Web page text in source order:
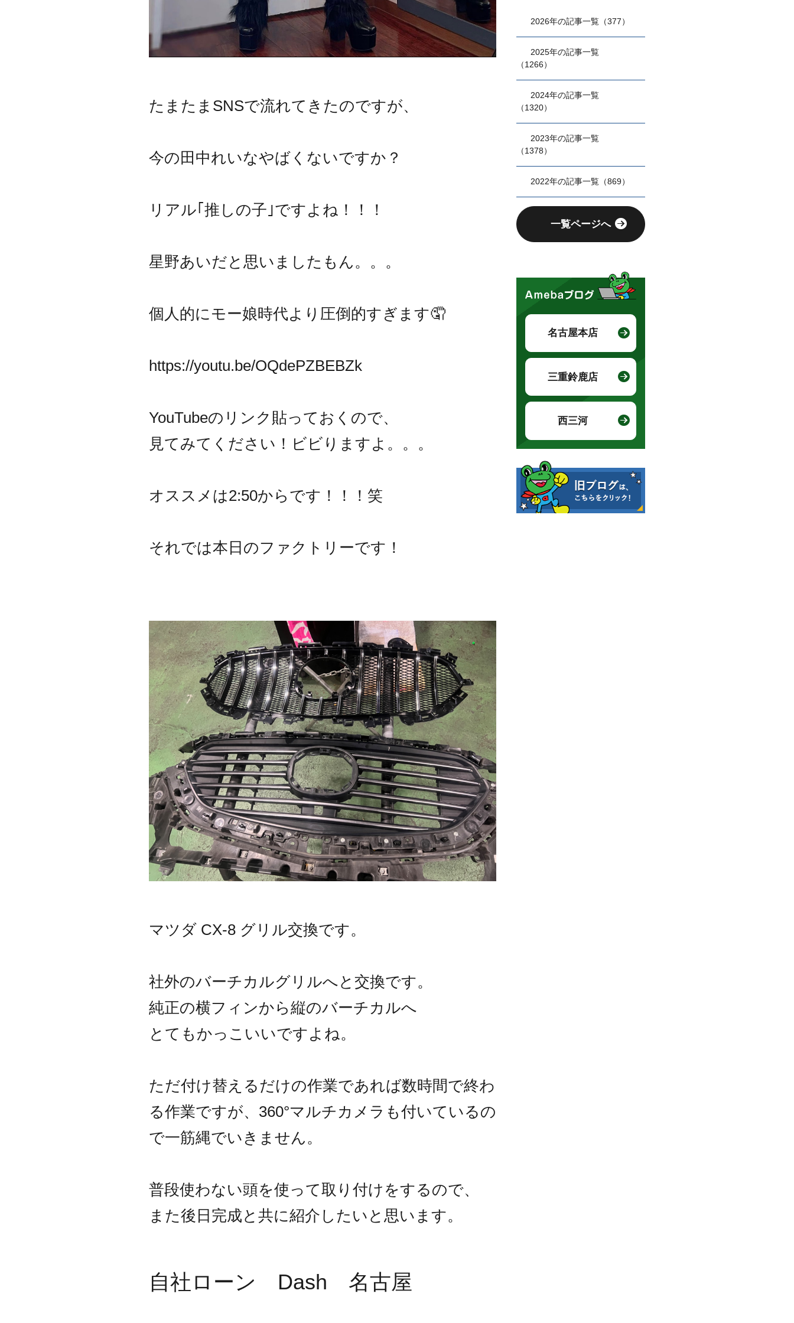
たまたまSNSで流れてきたのですが、
今の田中れいなやばくないですか？
リアル｢推しの子｣ですよね！！！
星野あいだと思いましたもん。。。
個人的にモー娘時代より圧倒的すぎます🤦
https://youtu.be/OQdePZBEBZk
YouTubeのリンク貼っておくので、
見てみてください！ビビりますよ。。。
オススメは2:50からです！！！笑
それでは本日のファクトリーです！
マツダ CX-8 グリル交換です。
社外のバーチカルグリルへと交換です。
純正の横フィンから縦のバーチカルへ
とてもかっこいいですよね。
ただ付け替えるだけの作業であれば数時間で終わ
る作業ですが、360°マルチカメラも付いているの
で一筋縄でいきません。
普段使わない頭を使って取り付けをするので、
また後日完成と共に紹介したいと思います。
自社ローン Dash 名古屋
2026年の記事一覧（377）
2025年の記事一覧
（1266）
2024年の記事一覧
（1320）
2023年の記事一覧
（1378）
2022年の記事一覧（869）
一覧ページへ
名古屋本店
三重鈴鹿店
西三河